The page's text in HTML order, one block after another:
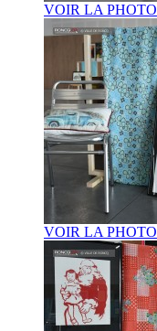
VOIR LA PHOTO
VOIR LA PHOTO